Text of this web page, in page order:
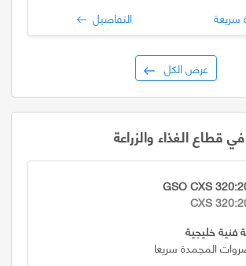
سريعة التفاصيل
عرض الكل
قطاع الغذاء والزراعة
GSO CXS
CXS
فنية خليجية
المجمدة سريعا